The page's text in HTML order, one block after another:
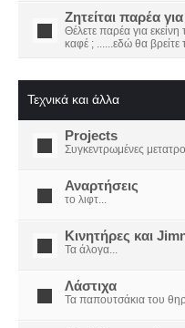
Ζητείται παρέα
Θέλετε παρέα για
καφέ ; ......εδώ θα βρείτε
Τεχνικά και άλλα
Projects
Συγκεντρωμένες
Αναρτήσεις
το λιφτ...
Κινητήρες και
Τα άλογα...
Λάστιχα
Τα παπουτσάκια του